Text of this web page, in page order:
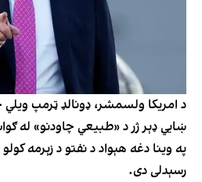
د امریکا ولسمشر، ډونالډ ټرمپ ویلي
ښايي ډېر ژر د «طبیعي چاودنو» له
په وینا دغه هېواد د نفتو د زېرمه
رسېدلی دی.